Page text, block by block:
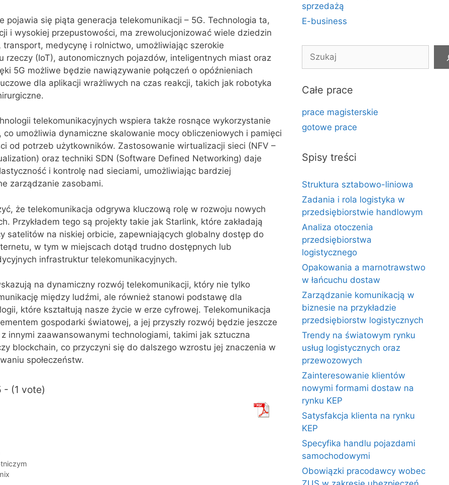
pojawia się piąta generacja telekomunikacji – 5G. Technologia ta,
i wysokiej przepustowości, ma zrewolucjonizować wiele dziedzin
transport, medycynę i rolnictwo, umożliwiając szerokie
rzeczy (IoT), autonomicznych pojazdów, inteligentnych miast oraz
5G możliwe będzie nawiązywanie połączeń o opóźnieniach
dla aplikacji wrażliwych na czas reakcji, takich jak robotyka
telekomunikacyjnych wspiera także rosnące wykorzystanie
co umożliwia dynamiczne skalowanie mocy obliczeniowych i pamięci
od potrzeb użytkowników. Zastosowanie wirtualizacji sieci (NFV –
oraz techniki SDN (Software Defined Networking) daje
i kontrolę nad sieciami, umożliwiając bardziej
zarządzanie zasobami.
że telekomunikacja odgrywa kluczową rolę w rozwoju nowych
Przykładem tego są projekty takie jak Starlink, które zakładają
satelitów na niskiej orbicie, zapewniających globalny dostęp do
w tym w miejscach dotąd trudno dostępnych lub
infrastruktur telekomunikacyjnych.
na dynamiczny rozwój telekomunikacji, który nie tylko
między ludźmi, ale również stanowi podstawę dla
które kształtują nasze życie w erze cyfrowej. Telekomunikacja
gospodarki światowej, a jej przyszły rozwój będzie jeszcze
innymi zaawansowanymi technologiami, takimi jak sztuczna
blockchain, co przyczyni się do dalszego wzrostu jej znaczenia w
społeczeństw.
- (1 vote)
sprzedażą
E-business
Szukaj
Całe prace
prace magisterskie
gotowe prace
Spisy treści
Struktura sztabowo-liniowa
Zadania i rola logistyka w
przedsiębiorstwie handlowym
Analiza otoczenia
przedsiębiorstwa
logistycznego
Opakowania a marnotrawstwo
w łańcuchu dostaw
Zarządzanie komunikacją w
biznesie na przykładzie
przedsiębiorstw logistycznych
Trendy na światowym rynku
usług logistycznych oraz
przewozowych
Zainteresowanie klientów
nowymi formami dostaw na
rynku KEP
Satysfakcja klienta na rynku
KEP
Specyfika handlu pojazdami
samochodowymi
Obowiązki pracodawcy wobec